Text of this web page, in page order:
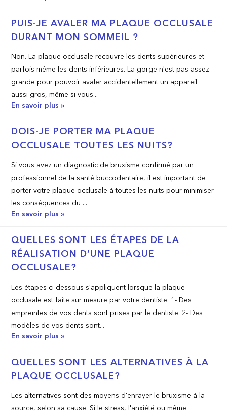
PUIS-JE AVALER MA PLAQUE OCCLUSALE
DURANT MON SOMMEIL ?
Non. La plaque occlusale recouvre les dents supérieures et
parfois même les dents inférieures. La gorge n'est pas assez
grande pour pouvoir avaler accidentellement un appareil
aussi gros, même si vous...
En savoir plus »
DOIS­-JE PORTER MA PLAQUE
OCCLUSALE TOUTES LES NUITS?
Si vous avez un diagnostic de bruxisme confirmé par un
professionnel de la santé buccodentaire, il est important de
porter votre plaque occlusale à toutes les nuits pour minimiser
les conséquences du ...
En savoir plus »
QUELLES SONT LES ÉTAPES DE LA
RÉALISATION D’UNE PLAQUE
OCCLUSALE?
Les étapes ci-dessous s'appliquent lorsque la plaque
occlusale est faite sur mesure par votre dentiste. 1- Des
empreintes de vos dents sont prises par le dentiste. 2- Des
modèles de vos dents sont...
En savoir plus »
QUELLES SONT LES ALTERNATIVES À LA
PLAQUE OCCLUSALE?
Les alternatives sont des moyens d'enrayer le bruxisme à la
source, selon sa cause. Si le stress, l'anxiété ou même